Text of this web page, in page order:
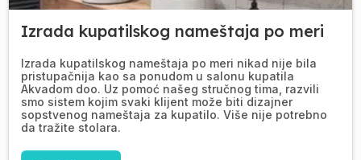
Izrada kupatilskog nameštaja po meri
Izrada kupatilskog nameštaja po meri nikad nije bila
pristupačnija kao sa ponudom u salonu kupatila
Akvadom doo. Uz pomoć našeg stručnog tima, razvili
smo sistem kojim svaki klijent može biti dizajner
sopstvenog nameštaja za kupatilo. Više nije potrebno
da tražite stolara.